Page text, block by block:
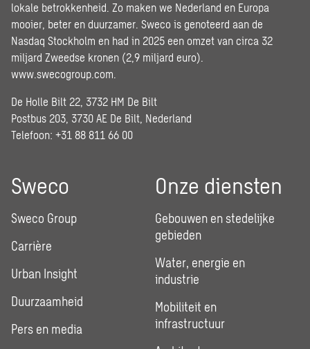
lokale betrokkenheid. Zo maken we Nederland en Europa
mooier, beter en duurzamer. Sweco is genoteerd aan de
Nasdaq Stockholm en had in 2025 een omzet van circa 32
miljard Zweedse kronen (2,9 miljard euro).
www.swecogroup.com
De Holle Bilt 22, 3732 HM De Bilt
Postbus 203, 3730 AE De Bilt, Nederland
Telefoon: +31 88 811 66 00
Sweco
Sweco Group
Carrière
Urban Insight
Duurzaamheid
Pers en media
Onze diensten
Gebouwen en stedelijke
gebieden
Water, energie en
industrie
Mobiliteit en
infrastructuur